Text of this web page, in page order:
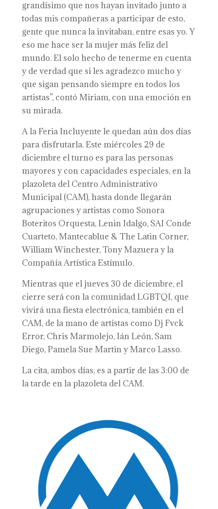
grandísimo que nos hayan invitado junto a
todas mis compañeras a participar de esto,
gente que nunca la invitaban, entre esas yo. Y
eso me hace ser la mujer más feliz del
mundo. El solo hecho de tenerme en cuenta
y de verdad que si les agradezco mucho y
que sigan pensando siempre en todos los
artistas”, contó Miriam, con una emoción en
su mirada.
A la Feria Incluyente le quedan aún dos días
para disfrutarla. Este miércoles 29 de
diciembre el turno es para las personas
mayores y con capacidades especiales, en la
plazoleta del Centro Administrativo
Municipal (CAM), hasta donde llegarán
agrupaciones y artistas como Sonora
Boteritos Orquesta, Lenin Idalgo, SAI Conde
Cuarteto, Mantecablue & The Latin Corner,
William Winchester, Tony Mazuera y la
Compañía Artística Estímulo.
Mientras que el jueves 30 de diciembre, el
cierre será con la comunidad LGBTQI, que
vivirá una fiesta electrónica, también en el
CAM, de la mano de artistas como Dj Fvck
Error, Chris Marmolejo, Ián León, Sam
Diego, Pamela Sue Martin y Marco Lasso.
La cita, ambos días, es a partir de las 3:00 de
la tarde en la plazoleta del CAM.